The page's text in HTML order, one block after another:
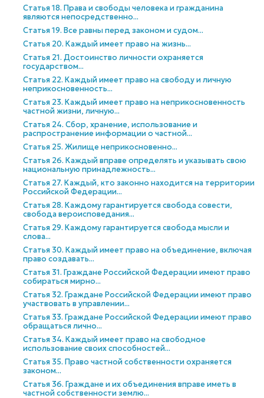
Статья 18. Права и свободы человека и гражданина
являются непосредственно...
Статья 19. Все равны перед законом и судом...
Статья 20. Каждый имеет право на жизнь...
Статья 21. Достоинство личности охраняется
государством...
Статья 22. Каждый имеет право на свободу и личную
неприкосновенность...
Статья 23. Каждый имеет право на неприкосновенность
частной жизни, личную...
Статья 24. Сбор, хранение, использование и
распространение информации о частной...
Статья 25. Жилище неприкосновенно...
Статья 26. Каждый вправе определять и указывать свою
национальную принадлежность...
Статья 27. Каждый, кто законно находится на территории
Российской Федерации...
Статья 28. Каждому гарантируется свобода совести,
свобода вероисповедания...
Статья 29. Каждому гарантируется свобода мысли и
слова...
Статья 30. Каждый имеет право на объединение, включая
право создавать...
Статья 31. Граждане Российской Федерации имеют право
собираться мирно...
Статья 32. Граждане Российской Федерации имеют право
участвовать в управлении...
Статья 33. Граждане Российской Федерации имеют право
обращаться лично...
Статья 34. Каждый имеет право на свободное
использование своих способностей...
Статья 35. Право частной собственности охраняется
законом...
Статья 36. Граждане и их объединения вправе иметь в
частной собственности землю...